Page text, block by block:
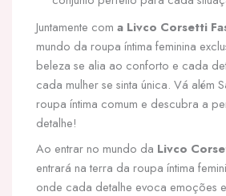
Juntamente com a Livco Corsetti
mundo da roupa íntima feminina
beleza se alia ao conforto e cada
cada mulher se sinta única. Vá além
roupa íntima comum e descubra a
detalhe!
Ao entrar no mundo da Livco
entrará na terra da roupa íntima
onde cada detalhe evoca emoções